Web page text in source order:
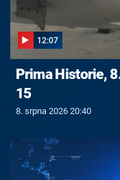
12:07
Prima Historie,
15
8. srpna 2026 20:40